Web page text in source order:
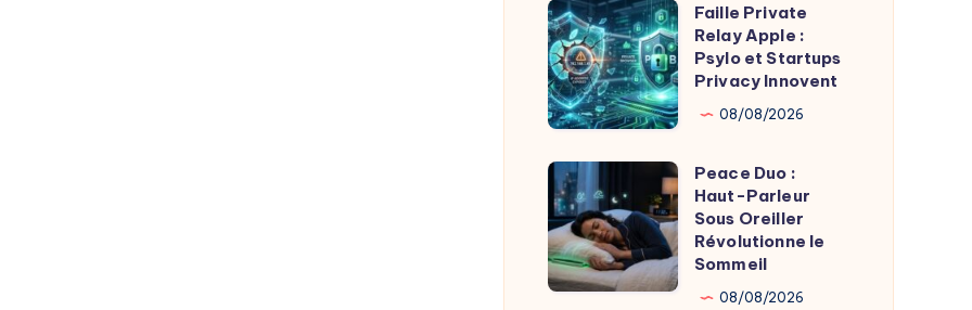
Gestion
d’Entreprises
Faille
Private
Relay
Apple
Psylo
et
Startups
Privacy
Innovent
Faille Private
Relay Apple :
Psylo et Startups
Privacy Innovent
08/08/2026
Peace
Duo
:
Haut-
Parleur
Peace Duo :
Haut-Parleur
Sous Oreiller
Révolutionne le
Sommeil
08/08/2026